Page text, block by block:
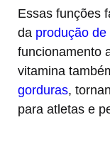
Essas funções
da produção
funcionamento
vitamina
gorduras,
para atletas e